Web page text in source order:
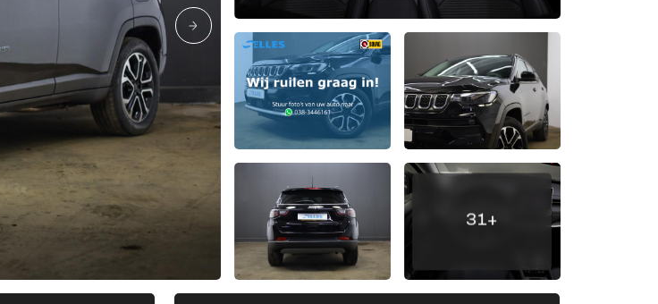
Verkocht
Vacatures
Contact
Openingstijden werkplaats
Ma -
Vr
13:15 - 17:00
Za
Gesloten
Zo
Gesloten
31+